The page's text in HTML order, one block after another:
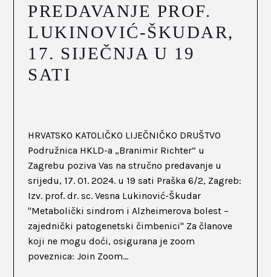
PREDAVANJE PROF.
LUKINOVIĆ-ŠKUDAR,
17. SIJEČNJA U 19
SATI
HRVATSKO KATOLIČKO LIJEČNIČKO DRUŠTVO
Podružnica HKLD-a „Branimir Richter” u
Zagrebu poziva Vas na stručno predavanje u
srijedu, 17. 01. 2024. u 19 sati Praška 6/2, Zagreb:
Izv. prof. dr. sc. Vesna Lukinović-Škudar
"Metabolički sindrom i Alzheimerova bolest –
zajednički patogenetski čimbenici" Za članove
koji ne mogu doći, osigurana je zoom
poveznica: Join Zoom...